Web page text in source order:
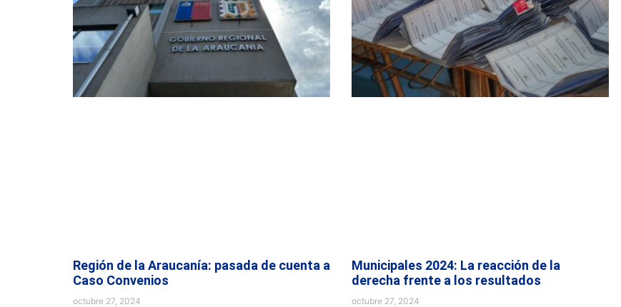
Región de la Araucanía: pasada de cuenta a
Caso Convenios
octubre 27, 2024
Municipales 2024: La reacción de la
derecha frente a los resultados
octubre 27, 2024